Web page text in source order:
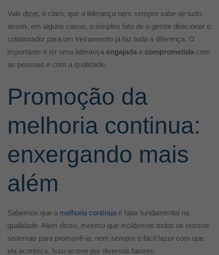
Vale dizer, é claro, que a liderança nem sempre sabe de tudo,
assim, em alguns casos, o simples fato de o gestor direcionar o
colaborador para um treinamento já faz toda a diferença. O
importante é ter uma liderança engajada e comprometida com
as pessoas e com a qualidade.
Promoção da
melhoria continua:
enxergando mais
além
Sabemos que a melhoria contínua é fator fundamental na
qualidade. Além disso, mesmo que moldemos todos os nossos
sistemas para promovê-la, nem sempre é fácil fazer com que
ela aconteça. Isso ocorre por diversos fatores: